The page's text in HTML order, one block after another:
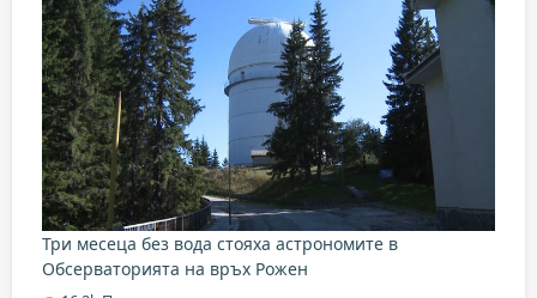
Три месеца без вода стояха астрономите в
Обсерваторията на връх Рожен